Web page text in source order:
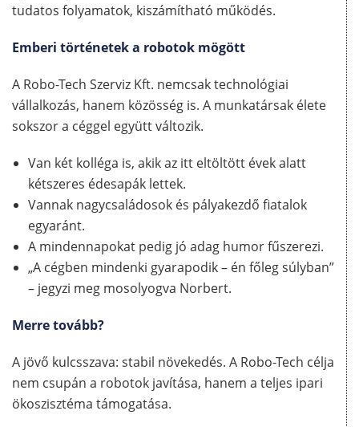
tudatos folyamatok, kiszámítható működés.
Emberi történetek a robotok mögött
A Robo-Tech Szerviz Kft. nemcsak technológiai
vállalkozás, hanem közösség is. A munkatársak élete
sokszor a céggel együtt változik.
Van két kolléga is, akik az itt eltöltött évek alatt
kétszeres édesapák lettek.
Vannak nagycsaládosok és pályakezdő fiatalok
egyaránt.
A mindennapokat pedig jó adag humor fűszerezi.
„A cégben mindenki gyarapodik – én főleg súlyban”
– jegyzi meg mosolyogva Norbert.
Merre tovább?
A jövő kulcsszava: stabil növekedés. A Robo-Tech célja
nem csupán a robotok javítása, hanem a teljes ipari
ökoszisztéma támogatása.